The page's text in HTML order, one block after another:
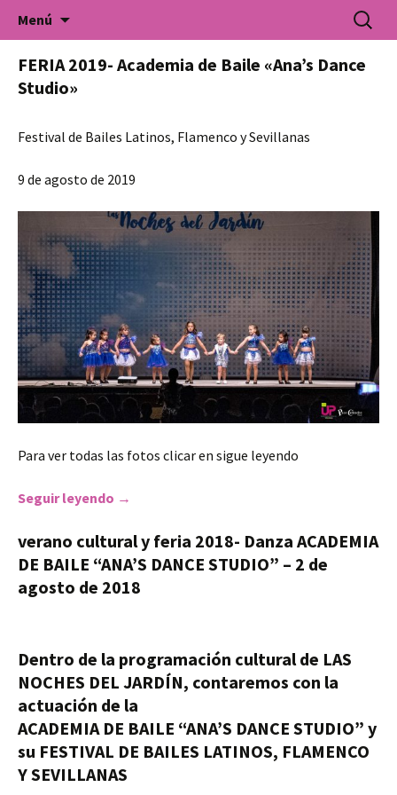
Universidad Popular
Universidad Popular de Villarrobledo. Cursos
de formación para todo tipo de colectivos.
Menú Buscar:
FERIA 2019- Academia de Baile «Ana’s Dance
Studio»
Festival de Bailes Latinos, Flamenco y Sevillanas
9 de agosto de 2019
Para ver todas las fotos clicar en sigue leyendo
Seguir leyendo FERIA 2019- Academia de Baile «Ana’s
→
verano cultural y feria 2018- Danza ACADEMIA
DE BAILE “ANA’S DANCE STUDIO” – 2 de
agosto de 2018
Dentro de la programación cultural de LAS
NOCHES DEL JARDÍN, contaremos con la
actuación de la
ACADEMIA DE BAILE “ANA’S DANCE STUDIO” y
su FESTIVAL DE BAILES LATINOS, FLAMENCO
Y SEVILLANAS